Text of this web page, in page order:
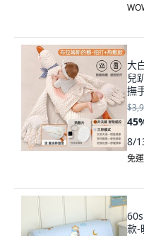
大
兒
撫
鵝,
45
8/
免
款-